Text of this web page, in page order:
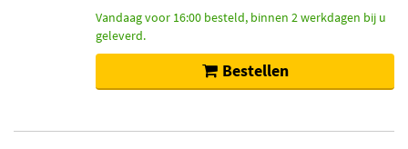
Vandaag voor 16:00 besteld, binnen 2 werkdagen bij u
geleverd.
Bestellen